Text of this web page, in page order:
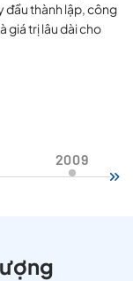
đầu thành lập, công
giá trị lâu dài cho
2009